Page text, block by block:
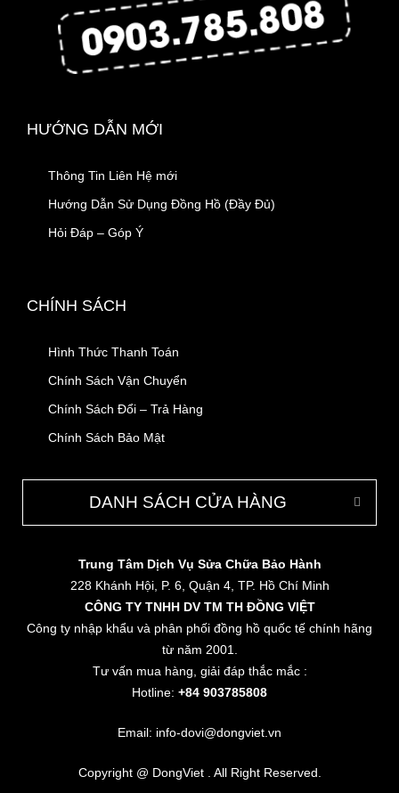
HƯỚNG DẪN MỚI
Thông Tin Liên Hệ mới
Hướng Dẫn Sử Dụng Đồng Hồ (Đầy Đủ)
Hỏi Đáp – Góp Ý
CHÍNH SÁCH
Hình Thức Thanh Toán
Chính Sách Vận Chuyển
Chính Sách Đổi – Trả Hàng
Chính Sách Bảo Mật
DANH SÁCH CỬA HÀNG
Trung Tâm Dịch Vụ Sửa Chữa Bảo Hành
228 Khánh Hội, P. 6, Quận 4, TP. Hồ Chí Minh
CÔNG TY TNHH DV TM TH ĐỒNG VIỆT
Công ty nhập khẩu và phân phối đồng hồ quốc tế chính hãng
từ năm 2001.
Tư vấn mua hàng, giải đáp thắc mắc :
Hotline: +84 903785808
Email: info-dovi@dongviet.vn
Copyright @ DongViet . All Right Reserved.